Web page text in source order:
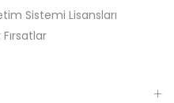
Sistemi Lisansları